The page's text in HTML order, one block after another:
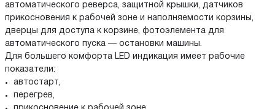
автоматического реверса, защитной крышки, датчиков
прикосновения к рабочей зоне и наполняемости корзины,
дверцы для доступа к корзине, фотоэлемента для
автоматического пуска — остановки машины.
Для большего комфорта LED индикация имеет рабочие
показатели:
автостарт,
перегрев,